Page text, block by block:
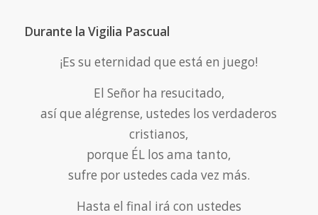
Durante la Vigilia Pascual
¡Es su eternidad que está en juego!
El Señor ha resucitado,
así que alégrense, ustedes los verdaderos
cristianos,
porque ÉL los ama tanto,
sufre por ustedes cada vez más.
Hasta el final irá con ustedes